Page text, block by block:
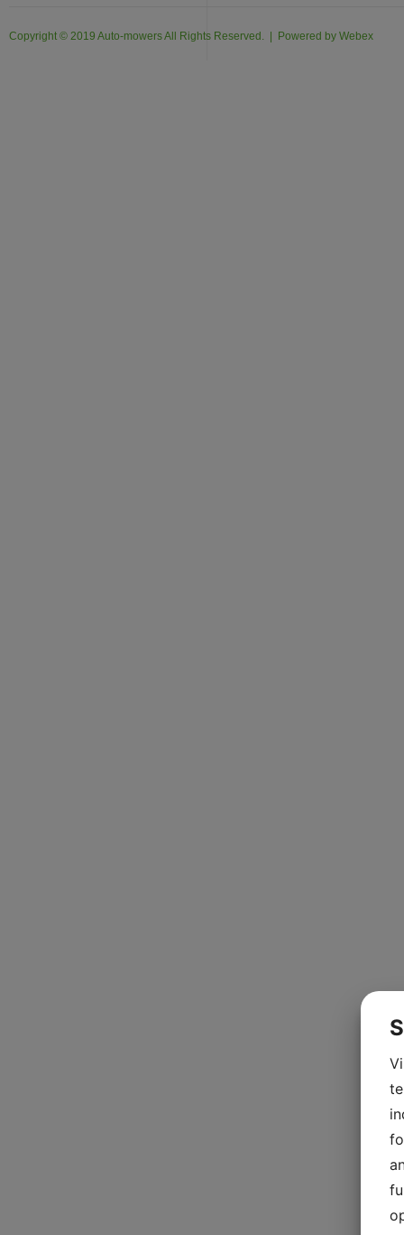
Copyright © 2019 Auto-mowers All Rights Reserved. | Powered by Webex